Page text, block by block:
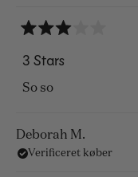
3
ud
af
5
3 Stars
So so
Deborah M.
Verificeret køber